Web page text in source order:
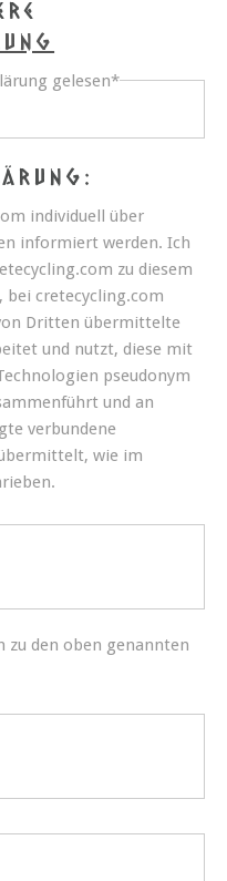
gelesen*
individuell über
informiert werden. Ich
zu diesem
bei cretecycling.com
Dritten übermittelte
und nutzt, diese mit
pseudonym
und an
verbundene
wie im
zu den oben genannten